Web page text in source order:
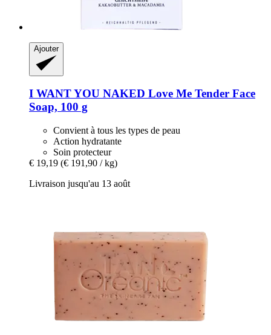
Ajouter
I WANT YOU NAKED Love Me Tender Face
Soap, 100 g
Convient à tous les types de peau
Action hydratante
Soin protecteur
€ 19,19 (€ 191,90 / kg)
Livraison jusqu'au 13 août